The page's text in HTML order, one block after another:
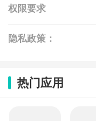
权限要求
隐私政策：
热门应用